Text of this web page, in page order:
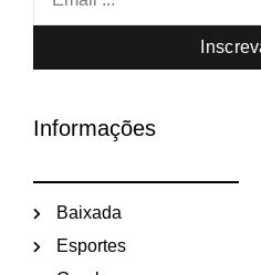
Informações
Baixada
Esportes